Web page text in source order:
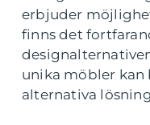
erbjuder
finns det
unika möbler kan
alternativa